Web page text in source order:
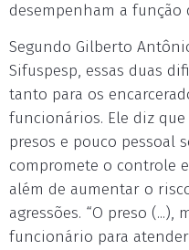
desempenham a função
Segundo Gilberto
Sifuspesp, essas duas
tanto para os
funcionários. Ele diz
presos e pouco pessoal
compromete o controle
além de aumentar o
agressões. “O preso (...),
funcionário para